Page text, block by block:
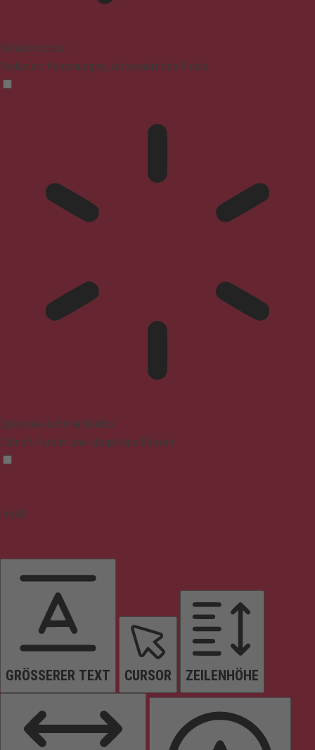
Blindenmodus
Reduziert Ablenkungen, verbessert den Fokus
Epilepsie-sicherer Modus
Dämpft Farben und stoppt das Blinken
Inhalt
GRÖSSERER TEXT CURSOR ZEILENHÖHE